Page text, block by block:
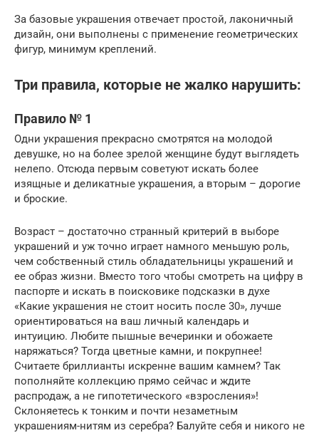
За базовые украшения отвечает простой, лаконичный
дизайн, они выполнены с применение геометрических
фигур, минимум креплений.
Три правила, которые не жалко нарушить:
Правило № 1
Одни украшения прекрасно смотрятся на молодой
девушке, но на более зрелой женщине будут выглядеть
нелепо. Отсюда первым советуют искать более
изящные и деликатные украшения, а вторым – дорогие
и броские.
Возраст – достаточно странный критерий в выборе
украшений и уж точно играет намного меньшую роль,
чем собственный стиль обладательницы украшений и
ее образ жизни. Вместо того чтобы смотреть на цифру в
паспорте и искать в поисковике подсказки в духе
«Какие украшения не стоит носить после 30», лучше
ориентироваться на ваш личный календарь и
интуицию. Любите пышные вечеринки и обожаете
наряжаться? Тогда цветные камни, и покрупнее!
Считаете бриллианты искренне вашим камнем? Так
пополняйте коллекцию прямо сейчас и ждите
распродаж, а не гипотетического «взросления»!
Склоняетесь к тонким и почти незаметным
украшениям-нитям из серебра? Балуйте себя и никого не